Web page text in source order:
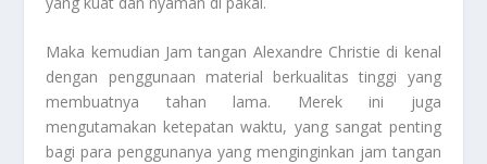
Maka kemudian Jam tangan Alexandre Christie di kenal
dengan penggunaan material berkualitas tinggi yang
membuatnya tahan lama. Merek ini juga
mengutamakan ketepatan waktu, yang sangat penting
bagi para penggunanya yang menginginkan jam tangan